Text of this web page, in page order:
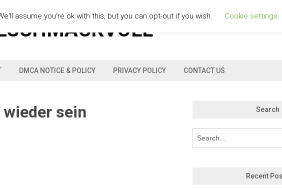
DMCA NOTICE & POLICY PRIVACY POLICY CONTACT US
sein Search
Recent
assume you're ok with this, but you can opt-out if you wish. Cookie settings